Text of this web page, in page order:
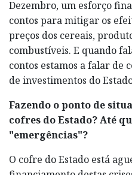
Dezembro, um esforço
contos para mitigar os
preços dos cereais,
combustíveis. E quando
contos estamos a falar de
de investimentos do
Fazendo o ponto de
cofres do Estado? Até
"emergências"?
O cofre do Estado está